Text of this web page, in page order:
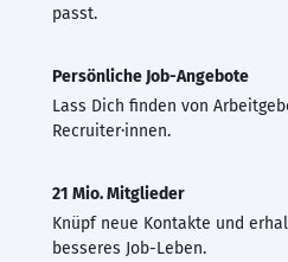
passt.
Persönliche Job-Angebote
Lass Dich finden von
Recruiter·innen.
21 Mio. Mitglieder
Knüpf neue Kontakte und
besseres Job-Leben.